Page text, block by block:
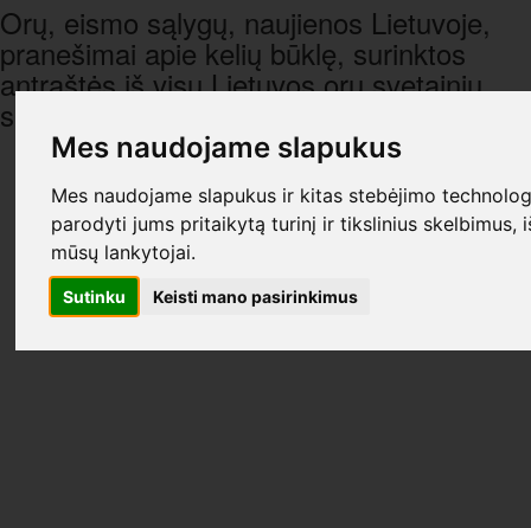
Mes naudojame slapukus
Mes naudojame slapukus ir kitas stebėjimo
parodyti jums pritaikytą turinį ir tikslinius skelbimus,
mūsų lankytojai.
Sutinku Keisti mano pasirinkimus
Orų, eismo sąlygų, naujienos Lietuvoje,
pranešimai apie kelių būklę, surinktos
antraštės iš visų Lietuvos orų svetainių,
sugrupuotos pagal datą ir laiką.
R E K L A M A